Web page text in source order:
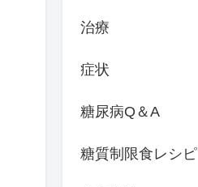
治療
症状
糖尿病Q＆A
糖質制限食レシピ